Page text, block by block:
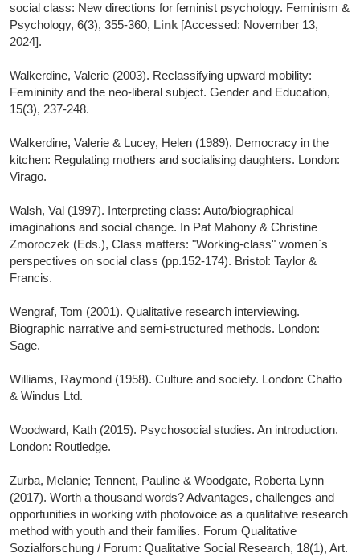
social class: New directions for feminist psychology. Feminism &
Psychology, 6(3), 355-360, Link [Accessed: November 13,
2024].
Walkerdine, Valerie (2003). Reclassifying upward mobility:
Femininity and the neo-liberal subject. Gender and Education,
15(3), 237-248.
Walkerdine, Valerie & Lucey, Helen (1989). Democracy in the
kitchen: Regulating mothers and socialising daughters. London:
Virago.
Walsh, Val (1997). Interpreting class: Auto/biographical
imaginations and social change. In Pat Mahony & Christine
Zmoroczek (Eds.), Class matters: "Working-class" women`s
perspectives on social class (pp.152-174). Bristol: Taylor &
Francis.
Wengraf, Tom (2001). Qualitative research interviewing.
Biographic narrative and semi-structured methods. London:
Sage.
Williams, Raymond (1958). Culture and society. London: Chatto
& Windus Ltd.
Woodward, Kath (2015). Psychosocial studies. An introduction.
London: Routledge.
Zurba, Melanie; Tennent, Pauline & Woodgate, Roberta Lynn
(2017). Worth a thousand words? Advantages, challenges and
opportunities in working with photovoice as a qualitative research
method with youth and their families. Forum Qualitative
Sozialforschung / Forum: Qualitative Social Research, 18(1), Art.